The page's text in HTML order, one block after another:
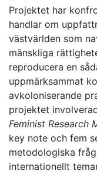
Projektet har
handlar om
västvärlden som
mänskliga
reproducera en
uppmärksammat
avkoloniserande
projektet
Feminist Research
key note och fem
metodologiska
internationellt